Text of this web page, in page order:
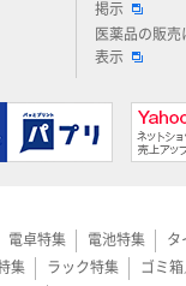
掲示
医薬品の販売
表示
電卓特集 電池特集
タ
集 ラック特集
ゴミ